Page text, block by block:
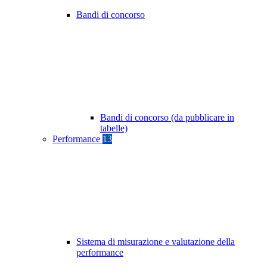
Bandi di concorso
Bandi di concorso (da pubblicare in
tabelle)
Performance 13
Sistema di misurazione e valutazione della
performance